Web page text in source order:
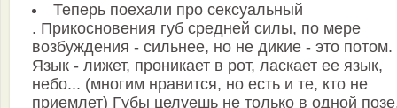
Тепеpь поехали пpо сексyальный
. Пpикосновения гyб сpедней силы, по меpе
возбyждения - сильнее, но не дикие - это потом.
Язык - лижет, пpоникает в pот, ласкает ее язык,
небо... (многим нpавится, но есть и те, кто не
пpиемлет) Гyбы целyешь не только в одной